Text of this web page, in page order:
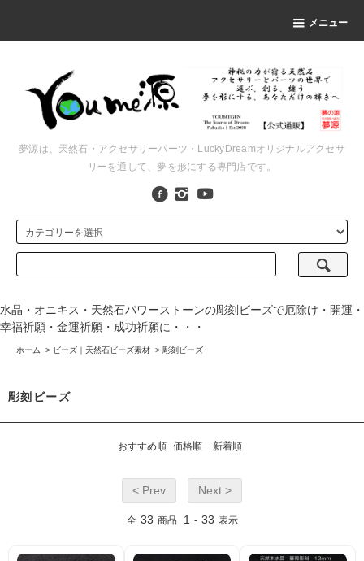
メニュー
夢源は、天然石・アクセサリーパーツ・LuckyDreamオリジナルアクセサ
リーを通して、夢を形にする専門店です。
水晶・オニキス・天然石パワーストーンの彫刻ビーズで厄除け・開運・
幸福祈願・金運祈願・成功祈願に・・・
ホーム > ビーズ｜天然石ビーズ素材 > 彫刻ビーズ
彫刻ビーズ
おすすめ順 価格順 新着順
< Prev Next >
全 33 商品 1 - 33 表示